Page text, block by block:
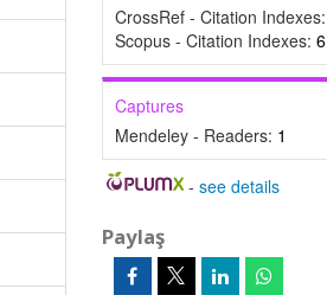
CrossRef - Citation Indexes:
Scopus - Citation Indexes: 6
Captures
Mendeley - Readers: 1
-see details
Paylaş